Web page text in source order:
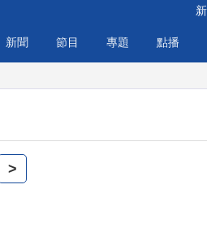
新聞 節目 專題 點播
>